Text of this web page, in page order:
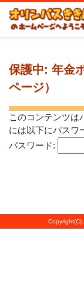
保護中: 年金
ページ）
このコンテンツは
には以下にパスワ
パスワード:
Copyright(C)